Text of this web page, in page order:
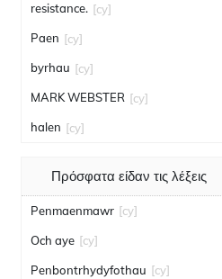
resistance. [cy]
Paen [cy]
byrhau [cy]
MARK WEBSTER [cy]
halen [cy]
Πρόσφατα είδαν τις λέξεις
Penmaenmawr [cy]
Och aye [cy]
Penbontrhydyfothau [cy]